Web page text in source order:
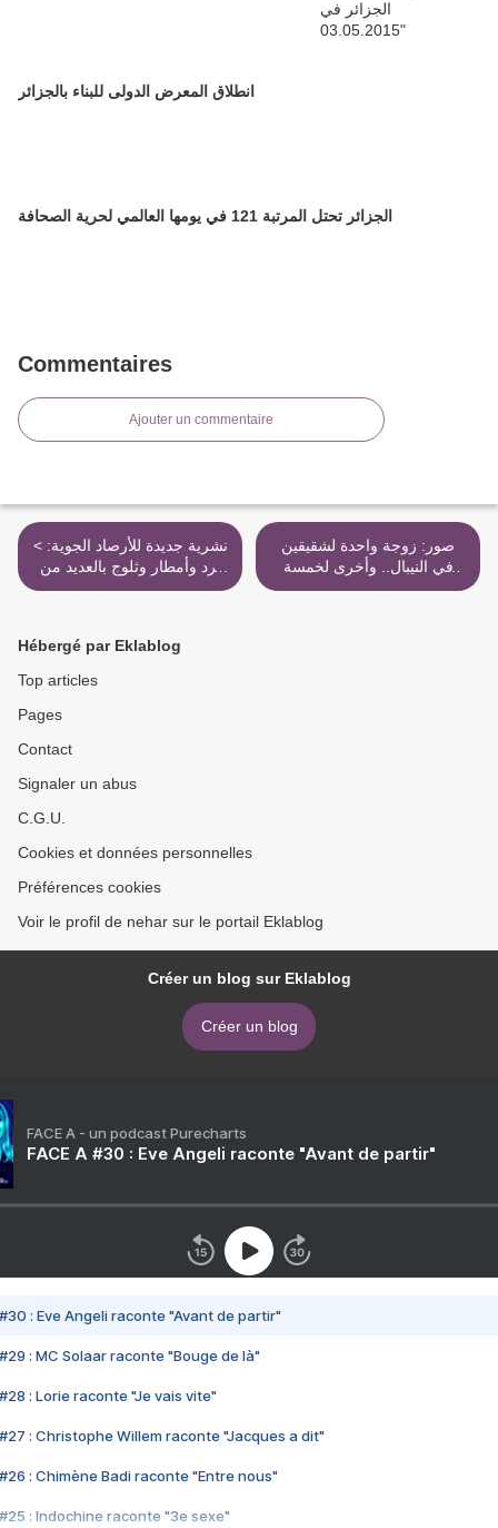
انطلاق المعرض الدولى للبناء بالجزائر
الجزائر تحتل المرتبة 121 في يومها العالمي لحرية الصحافة
Commentaires
Ajouter un commentaire
< نشرية جديدة للأرصاد الجوية:
برد وأمطار وثلوج بالعديد من
الولايات ابتداءً من يوم الاربعاء
صور: زوجة واحدة لشقيقين
في النيبال.. وأخرى لخمسة
أشقاء في الهند >
Hébergé par Eklablog
Top articles
Pages
Contact
Signaler un abus
C.G.U.
Cookies et données personnelles
Préférences cookies
Voir le profil de nehar sur le portail Eklablog
Créer un blog sur Eklablog
Créer un blog
FACE A - un podcast Purecharts
FACE A #30 : Eve Angeli raconte "Avant de partir"
#30 : Eve Angeli raconte "Avant de partir"
#29 : MC Solaar raconte "Bouge de là"
#28 : Lorie raconte "Je vais vite"
#27 : Christophe Willem raconte "Jacques a dit"
#26 : Chimène Badi raconte "Entre nous"
#25 : Indochine raconte "3e sexe"